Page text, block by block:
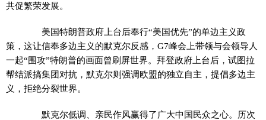
共促繁荣发展。
美国特朗普政府上台后奉行“美国优先”的单边主义政
策，这让信奉多边主义的默克尔反感，G7峰会上带领与会领导人
一起“围攻”特朗普的画面曾刷屏世界。拜登政府上台后，试图拉
帮结派搞集团对抗，默克尔则强调欧盟的独立自主，提倡多边主
义，拒绝分裂世界。
默克尔低调、亲民作风赢得了广大中国民众之心。历次